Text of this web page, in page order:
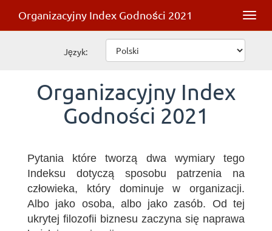
Organizacyjny Index Godności 2021
Język:
Organizacyjny Index
Godności 2021
Pytania które tworzą dwa wymiary tego
Indeksu dotyczą sposobu patrzenia na
człowieka, który dominuje w organizacji.
Albo jako osoba, albo jako zasób. Od tej
ukrytej filozofii biznesu zaczyna się naprawa